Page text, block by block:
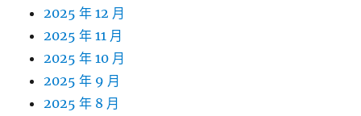
2025 年 12 月
2025 年 11 月
2025 年 10 月
2025 年 9 月
2025 年 8 月